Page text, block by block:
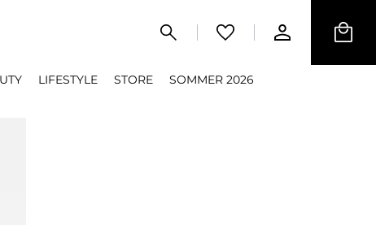
LIFESTYLE STORE SOMMER 2026